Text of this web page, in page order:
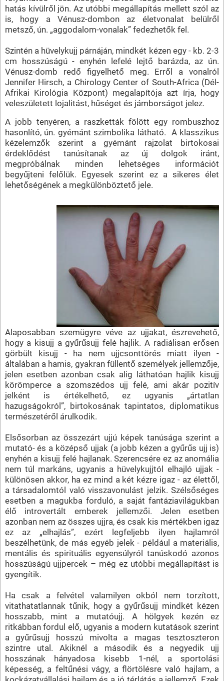
hatás kívülről jön. Az utóbbi megállapítás mellett szól az
is, hogy a Vénusz-dombon az életvonalat belülről
metsző, ún. „aggodalom-vonalak” fedezhetők fel.
Szintén a hüvelykujj párnáján, mindkét kézen egy - kb. 2-3
cm hosszúságú - enyhén lefelé lejtő barázda, az ún.
Vénusz-domb redő figyelhető meg. Erről a vonalról
Jennifer Hirsch, a Chirology Center of South-Africa (Dél-
Afrikai Kirológia Központ) megalapítója azt írja, hogy
veleszületett lojalitást, hűséget és jámborságot jelez.
A jobb tenyéren, a raszketták fölött egy rombuszhoz
hasonlító, ún. gyémánt szimbolika látható. A klasszikus
kézelemzők szerint a gyémánt rajzolat birtokosai
érdeklődést tanúsítanak az új dolgok iránt,
megpróbálnak minden lehetséges információt
begyűjteni felőlük. Egyesek szerint ez a sikeres élet
lehetőségének a megkülönböztető jele.
Alaposabban szemügyre véve az ujjakat, észrevehető,
hogy a kisujj a gyűrűsujj felé hajlik. A radiálisan erősen
görbült kisujj - ha nem ujjcsonttörés miatt ilyen -
általában a hamis, gyakran füllentő személyek jellemzője,
jelen esetben azonban csak alig láthatóan hajlik kisujj
körömperce a szomszédos ujj felé, ami akár pozitív
jelként is értékelhető, ez ugyanis „ártatlan
hazugságokról”, birtokosának tapintatos, diplomatikus
természetéről árulkodik.
Elsősorban az összezárt ujjú képek tanúsága szerint a
mutató- és a középső ujjak (a jobb kézen a gyűrűs ujj is)
enyhén a kisujj felé hajlanak. Szerencsére ez az anomália
nem túl markáns, ugyanis a hüvelykujjtól elhajló ujjak -
különösen akkor, ha ez mind a két kézre igaz - az élettől,
a társadalomtól való visszavonulást jelzik. Szélsőséges
esetben a magukba forduló, a saját fantáziavilágukban
élő introvertált emberek jellemzői. Jelen esetben
azonban nem az összes ujjra, és csak kis mértékben igaz
ez az „elhajlás”, ezért legfeljebb ilyen hajlamról
beszélhetünk, de más egyéb jelek - például a materiális,
mentális és spirituális egyensúlyról tanúskodó azonos
hosszúságú ujjpercek – még ez utóbbi megállapítást is
gyengítik.
Ha csak a felvétel valamilyen okból nem torzított,
vitathatatlannak tűnik, hogy a gyűrűsujj mindkét kézen
hosszabb, mint a mutatóujj. A hölgyek kezén ez
ritkábban fordul elő, ugyanis a modern kutatások szerint
a gyűrűsujj hosszú mivolta a magas tesztoszteron
szintre utal. Akiknél a második és a negyedik ujj
hosszának hányadosa kisebb 1-nél, a sportolási
képesség, a feltűnési vágy, a flörtölésre való hajlam, a